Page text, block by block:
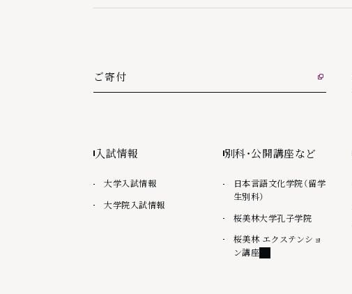
ご寄付
外部リンク
入試情報
大学入試情報
大学院入試情報
別科・公開講座など
日本言語文化学院（留学
生別科）
桜美林大学孔子学院
桜美林 エクステンショ
ン講座外部リンク